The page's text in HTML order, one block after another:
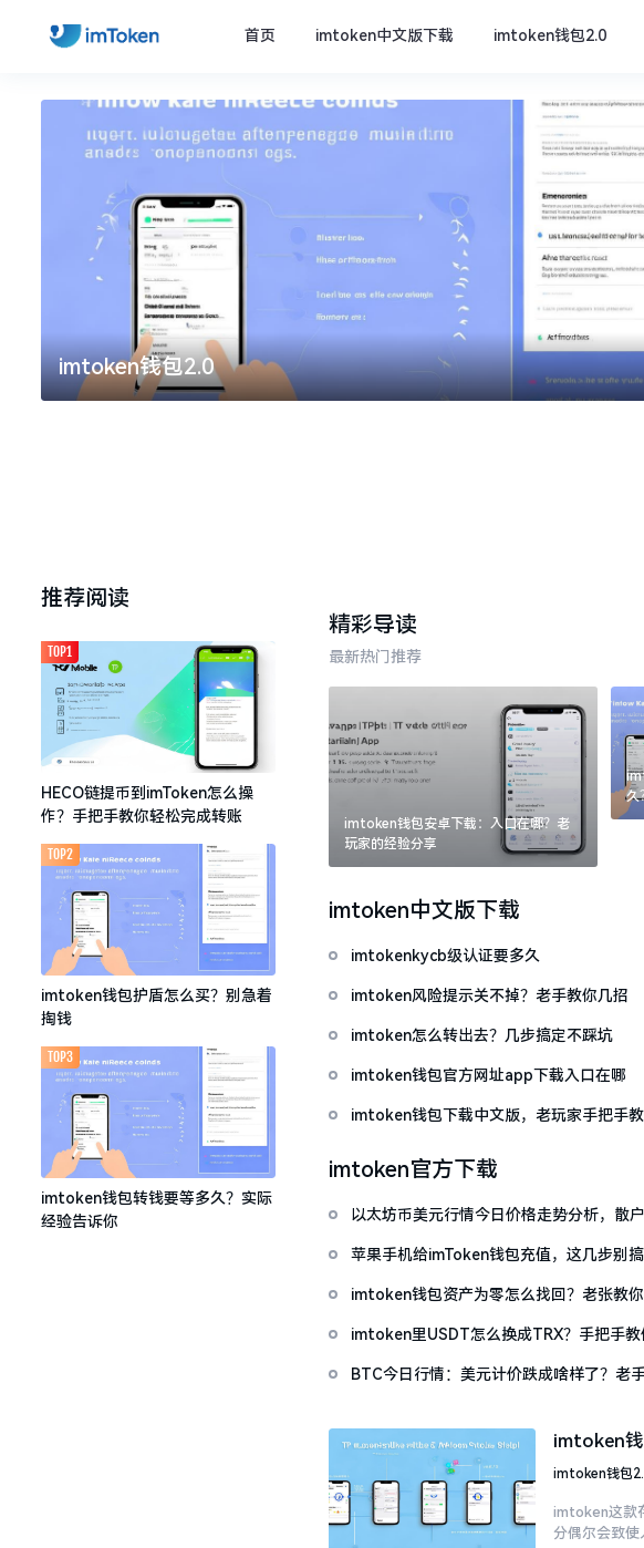
首页 imtoken中文版下载 imtoken钱包2.0
imtoken钱包2.0
推荐阅读
HECO链提币到imToken怎么操
作？手把手教你轻松完成转账
TOP1
imtoken钱包护盾怎么买？别急着
掏钱
TOP2
imtoken钱包转钱要等多久？实际
经验告诉你
TOP3
精彩导读
最新热门推荐
imtoken钱包安卓下载：入口在哪？老
玩家的经验分享
久
imtoken中文版下载
imtokenkycb级认证要多久
imtoken风险提示关不掉？老手教你几招
imtoken怎么转出去？几步搞定不踩坑
imtoken钱包官方网址app下载入口在哪
imtoken钱包下载中文版，老玩家手把手
imtoken官方下载
以太坊币美元行情今日价格走势分析，散
苹果手机给imToken钱包充值，这几步别
imtoken钱包资产为零怎么找回？老张教
imtoken里USDT怎么换成TRX？手把手教
BTC今日行情：美元计价跌成啥样了？老
imtoken
imtoken钱包
imtoken这款
分偶尔会致使